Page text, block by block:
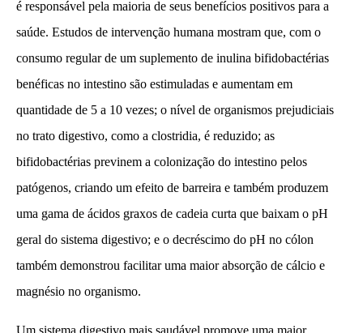
é responsável pela maioria de seus benefícios positivos para a
saúde. Estudos de intervenção humana mostram que, com o
consumo regular de um suplemento de inulina bifidobactérias
benéficas no intestino são estimuladas e aumentam em
quantidade de 5 a 10 vezes; o nível de organismos prejudiciais
no trato digestivo, como a clostridia, é reduzido; as
bifidobactérias previnem a colonização do intestino pelos
patógenos, criando um efeito de barreira e também produzem
uma gama de ácidos graxos de cadeia curta que baixam o pH
geral do sistema digestivo; e o decréscimo do pH no cólon
também demonstrou facilitar uma maior absorção de cálcio e
magnésio no organismo.
Um sistema digestivo mais saudável promove uma maior